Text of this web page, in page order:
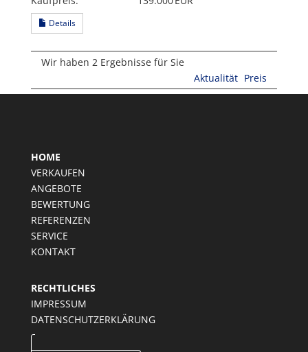
Details
Wir haben 2 Ergebnisse für Sie
Aktualität Preis
HOME
VERKAUFEN
ANGEBOTE
BEWERTUNG
REFERENZEN
SERVICE
KONTAKT
RECHTLICHES
IMPRESSUM
DATENSCHUTZERKLÄRUNG